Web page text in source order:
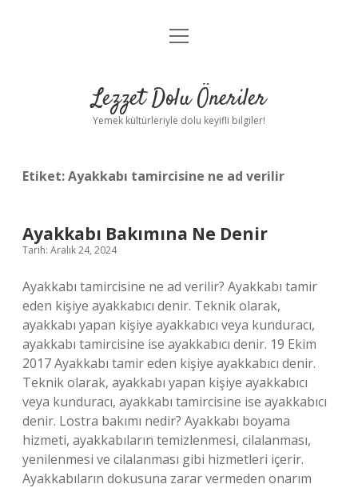
Anasayfa
Yasal Uyarı
menüyü
Lezzet Dolu Öneriler
Yemek kültürleriyle dolu keyifli bilgiler!
Etiket:Ayakkabı tamircisine ne ad verilir
Ayakkabı Bakımına Ne Denir
Tarih: Aralık 24, 2024
Ayakkabı tamircisine ne ad verilir? Ayakkabı tamir
eden kişiye ayakkabıcı denir. Teknik olarak,
ayakkabı yapan kişiye ayakkabıcı veya kunduracı,
ayakkabı tamircisine ise ayakkabıcı denir. 19 Ekim
2017 Ayakkabı tamir eden kişiye ayakkabıcı denir.
Teknik olarak, ayakkabı yapan kişiye ayakkabıcı
veya kunduracı, ayakkabı tamircisine ise ayakkabıcı
denir. Lostra bakımı nedir? Ayakkabı boyama
hizmeti, ayakkabıların temizlenmesi, cilalanması,
yenilenmesi ve cilalanması gibi hizmetleri içerir.
Ayakkabıların dokusuna zarar vermeden onarım